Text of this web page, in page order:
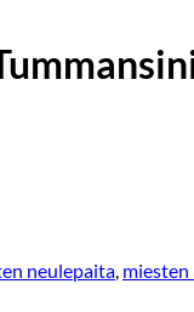
neulepaita,